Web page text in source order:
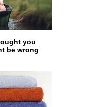
you
be wrong